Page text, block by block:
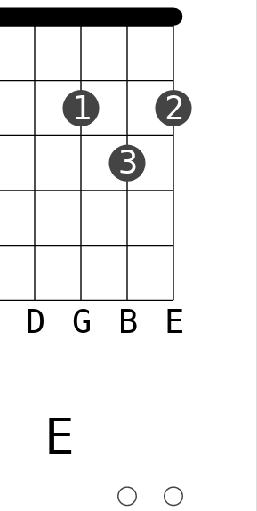
D G B E
1
3
2
E